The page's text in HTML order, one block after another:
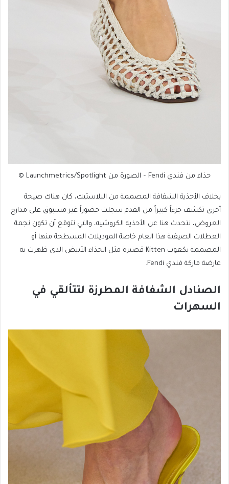
حذاء من فندي Fendi – الصورة من Launchmetrics/Spotlight ©
بخلاف الأحذية الشفافة المصممة من البلاستيك، كان هناك صيحة
أخرى تكشف جزءاً كبيراً من القدم سجلت حضوراً غير مسبوق على مدارج
العروض، نتحدث هنا عن الأحذية الكروشيه، والتي نتوقع أن تكون نجمة
العطلات الصيفية هذا العام خاصة الموديلات المسطحة منها أو
المصممة بكعوب Kitten قصيرة مثل الحذاء الأبيض الذي ظهرت به
عارضة ماركة فندي Fendi.
الصنادل الشفافة المطرزة لتتألقي في
السهرات